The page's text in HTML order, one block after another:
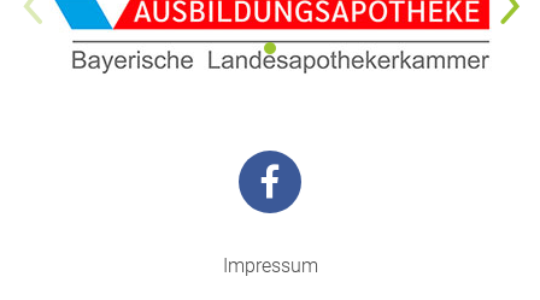
Impressum